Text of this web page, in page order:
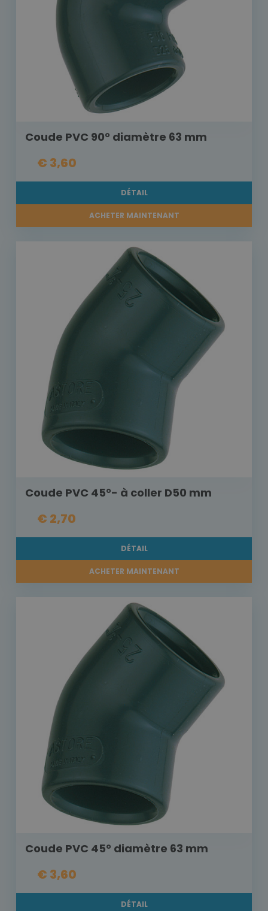
Coude PVC 90° diamètre 63 mm
€ 3,60
DÉTAIL
ACHETER MAINTENANT
Coude PVC 45°- à coller D50 mm
€ 2,70
DÉTAIL
ACHETER MAINTENANT
Coude PVC 45° diamètre 63 mm
€ 3,60
DÉTAIL